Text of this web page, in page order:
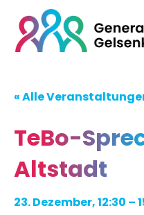
« Alle
TeBo-
Altstadt
23. Dezember, 12:30 –